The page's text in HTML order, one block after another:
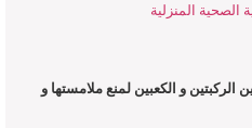
الصحية المنزلية
و الكعبين لمنع ملامستها و